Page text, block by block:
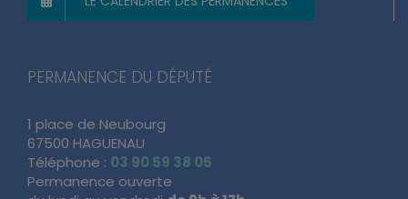
PERMANENCE DU DÉPUTÉ
1 place de Neubourg
67500 HAGUENAU
Téléphone : 03 90 59 38 05
Permanence ouverte